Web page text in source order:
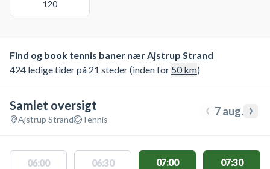
120
Find og book tennis baner nærAjstrup Strand
424 ledige tider på 21 steder (inden for 50km)
Samlet oversigt
Ajstrup Strand Tennis ‹ 7 aug. ›
06:00 06:30 07:00 07:30